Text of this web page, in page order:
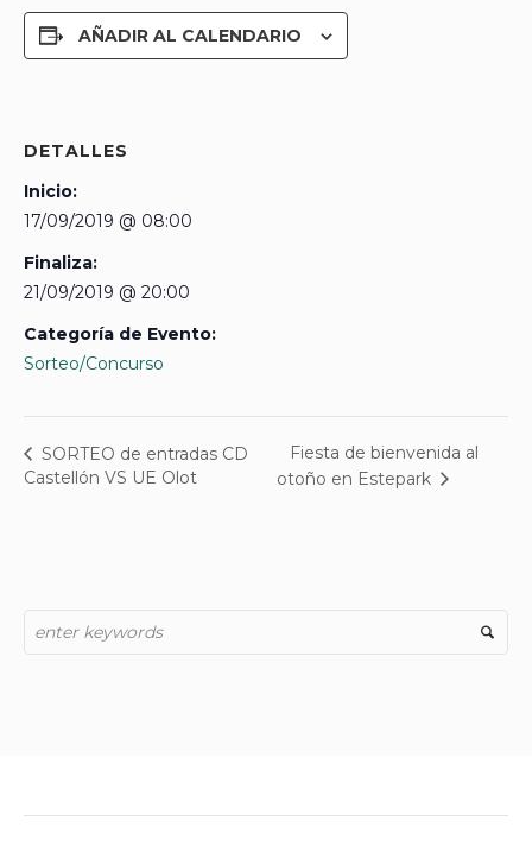
AÑADIR AL CALENDARIO
DETALLES
Inicio:
17/09/2019 @ 08:00
Finaliza:
21/09/2019 @ 20:00
Categoría de Evento:
Sorteo/Concurso
SORTEO de entradas CD
Castellón VS UE Olot
Fiesta de bienvenida al
otoño en Estepark